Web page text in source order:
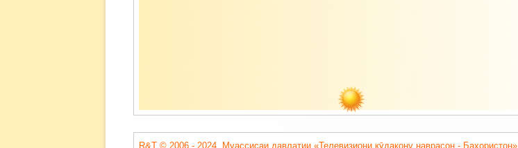
R&T © 2006 - 2024. Муассисаи давлатии «Телевизиони кӯдакону наврасон - Баҳористон».